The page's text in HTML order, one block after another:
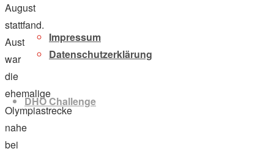
Impressum
Datenschutzerklärung
DHO Challenge
August
stattfand.
Austragungsort
war
die
ehemalige
Olympiastrecke
nahe
bei